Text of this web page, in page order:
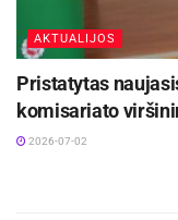
AKTUALIJOS
Pristatytas
komisariato
2026-07-02